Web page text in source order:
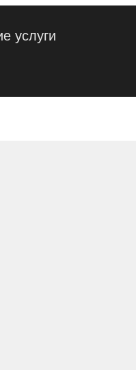
услуги